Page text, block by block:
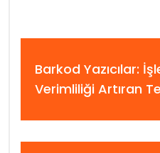
Barkod Yazıcılar:
Verimliliği Artıran